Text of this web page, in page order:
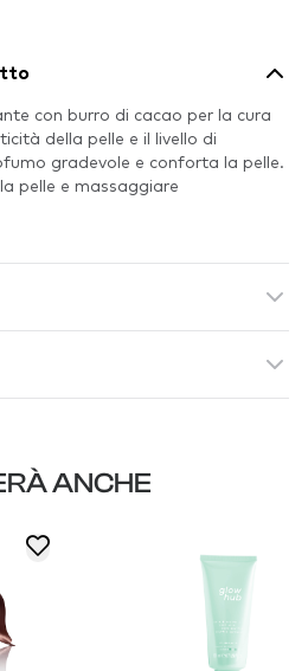
con burro di cacao per la cura
della pelle e il livello di
gradevole e conforta la pelle.
pelle e massaggiare
ANCHE